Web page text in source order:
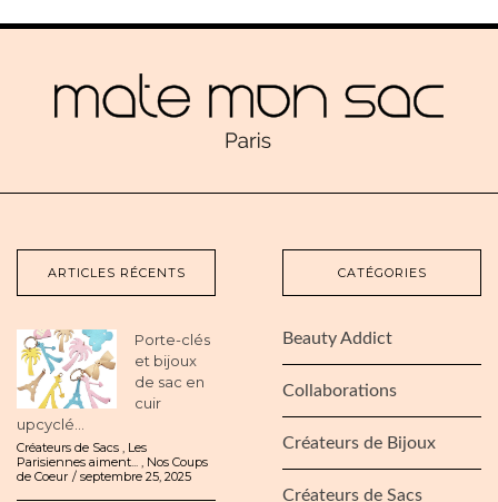
ARTICLES RÉCENTS
Porte-clés
et bijoux
de sac en
cuir
upcyclé...
Créateurs de Sacs
Les
Parisiennes aiment...
Nos Coups
de Coeur
septembre 25, 2025
CATÉGORIES
Beauty Addict
Collaborations
Créateurs de Bijoux
Créateurs de Sacs